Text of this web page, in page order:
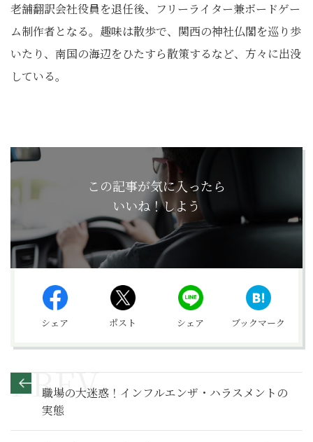
老舗翻訳会社役員を退任後、フリーライター兼ボードゲー
ム制作者となる。趣味は散歩で、関西の神社仏閣を巡り歩
いたり、南国の海辺をひたすら散策するなど、方々に出没
している。
この記事が気に入ったら
いいね！しよう
シェア ポスト シェア ブックマーク
職場の大迷惑！インフルエンザ・ハラスメントの
実態